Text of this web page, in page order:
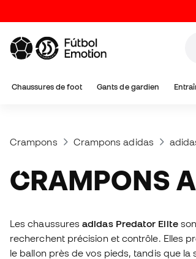
Chaussures de foot Gants de gardien
Crampons Crampons adidas
CRAMPONS
Les chaussuresadidas Predator Elite
recherchent précision et contrôle. Elles
le ballon près de vos pieds, tandis que